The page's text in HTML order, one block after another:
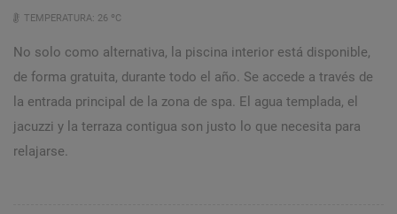
TEMPERATURA: 26 ºC
No solo como alternativa, la piscina interior está disponible,
de forma gratuita, durante todo el año. Se accede a través de
la entrada principal de la zona de spa. El agua templada, el
jacuzzi y la terraza contigua son justo lo que necesita para
relajarse.